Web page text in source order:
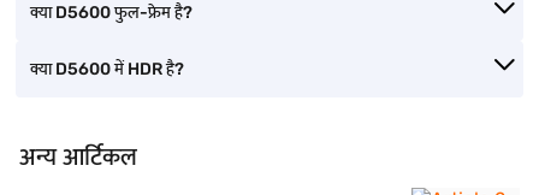
क्या D5600 फुल-फ्रेम है?
क्या D5600 में HDR है?
अन्य आर्टिकल